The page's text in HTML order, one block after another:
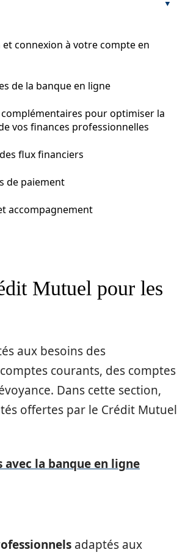
et connexion à votre compte en
de la banque en ligne
complémentaires pour optimiser la
vos finances professionnelles
flux financiers
de paiement
accompagnement
Mutuel pour les
aux besoins des
courants, des comptes
Dans cette section,
offertes par le Crédit Mutuel
la banque en ligne
adaptés aux